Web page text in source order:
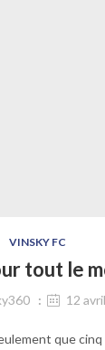
VINSKY FC
tout le
12
que cinq